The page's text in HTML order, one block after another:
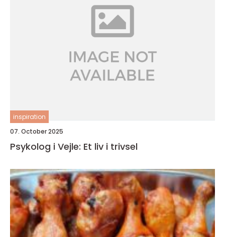
inspiration
07. October 2025
Psykolog i Vejle: Et liv i trivsel